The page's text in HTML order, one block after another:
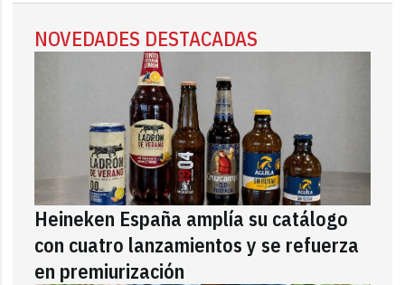
NOVEDADES DESTACADAS
Heineken España amplía su catálogo
con cuatro lanzamientos y se refuerza
en premiurización